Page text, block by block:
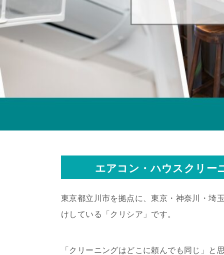
エアコン・ハウスクリー
東京都立川市を拠点に、東京・神奈川・埼
けしている「クリシア」です。
「クリーニングはどこに頼んでも同じ」と